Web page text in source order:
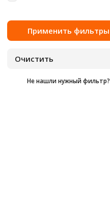
650 мл
655 мл
Не нашли нужный фильтр?